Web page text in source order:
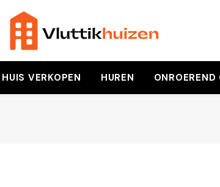
HUIS VERKOPEN HUREN ONROEREND